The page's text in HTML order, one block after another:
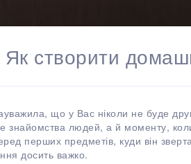
Як створити
що у Вас ніколи не буде
знайомства людей, а й моменту,
перших предметів, куди він
досить важко.